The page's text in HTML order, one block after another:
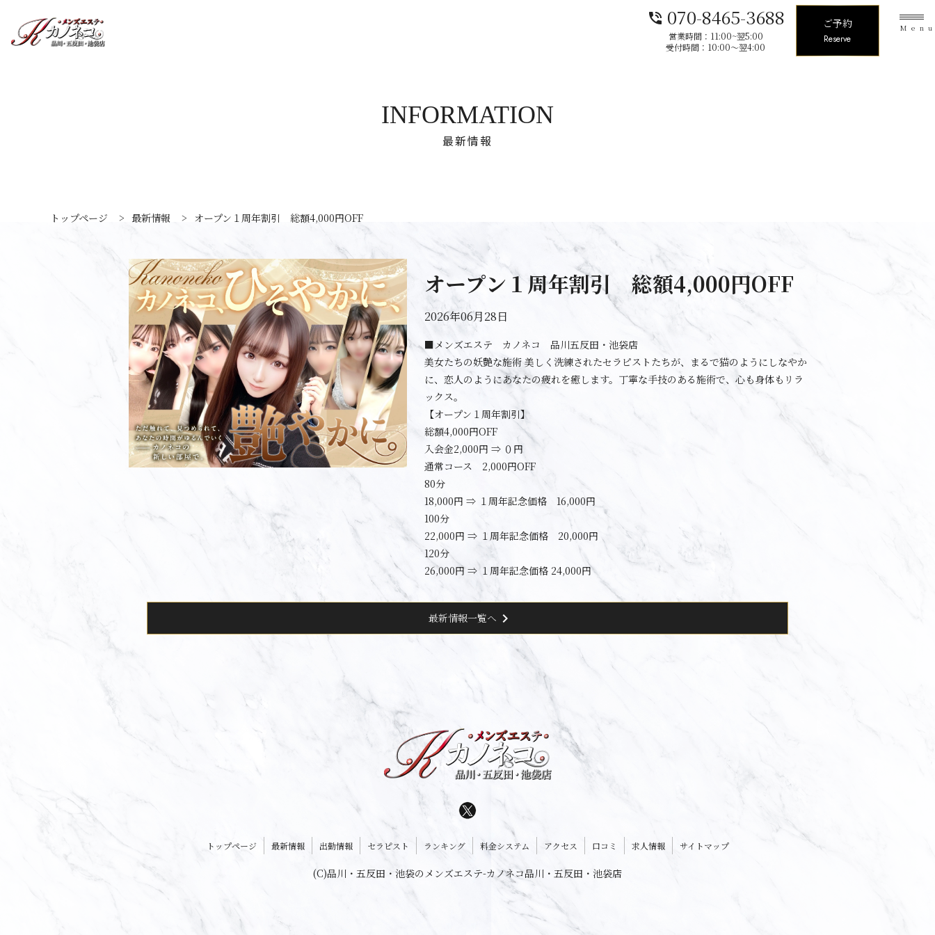
phone_in_talk 070-8465-3688
営業時間：11:00~翌5:00
受付時間：10:00〜翌4:00
ご予約
Reserve
最新情報
INFORMATION
トップページ > 最新情報 > オープン１周年割引 総額4,000円OFF
オープン１周年割引 総額4,000円OFF
2026年06月28日
■メンズエステ カノネコ 品川五反田・池袋店
美女たちの妖艶な施術 美しく洗練されたセラピストたちが、まるで猫のようにしなやか
に、恋人のようにあなたの疲れを癒します。丁寧な手技のある施術で、心も身体もリラ
ックス。
【オープン１周年割引】
総額4,000円OFF
入会金2,000円 ⇒ ０円
通常コース 2,000円OFF
80分
18,000円 ⇒ １周年記念価格 16,000円
100分
22,000円 ⇒ １周年記念価格 20,000円
120分
26,000円 ⇒ １周年記念価格 24,000円
最新情報一覧へ chevron_right
トップページ 最新情報 出勤情報 セラピスト ランキング 料金システム アクセス 口コミ 求人情報 サイトマップ
(C)品川・五反田・池袋のメンズエステ-カノネコ品川・五反田・池袋店